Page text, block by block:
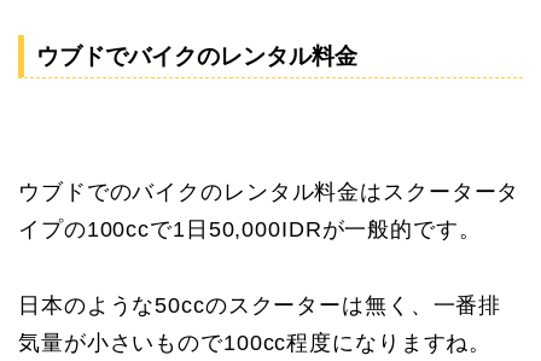
ウブドでバイクのレンタル料金
ウブドでのバイクのレンタル料金はスクータータ
イプの100ccで1日50,000IDRが一般的です。
日本のような50ccのスクーターは無く、一番排
気量が小さいもので100cc程度になりますね。